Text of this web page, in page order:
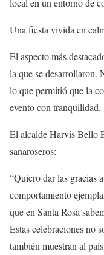
local en un entorno de
Una fiesta vivida en
El aspecto más
la que se desarrollaron.
lo que permitió que la
evento con tranquilidad.
El alcaldeHarvis Bello
sanaroseros:
“Quiero dar las gracias
comportamiento
que en Santa Rosa
Estas celebraciones no
también muestran al